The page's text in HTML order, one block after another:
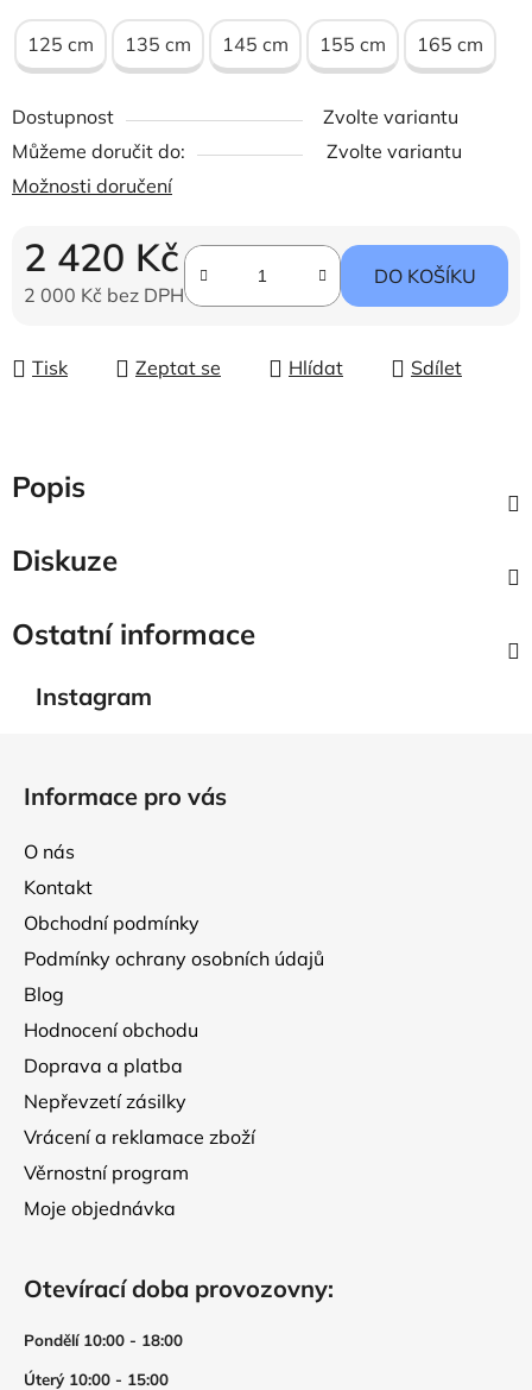
125 cm 135 cm 145 cm 155 cm 165 cm
Dostupnost
Zvolte variantu
Můžeme doručit do:
Zvolte variantu
Možnosti doručení
2 420 Kč
2 000 Kč bez DPH
DO KOŠÍKU
Tisk Zeptat se Hlídat Sdílet
Popis
Diskuze
Ostatní informace
Instagram
Informace pro vás
O nás
Kontakt
Obchodní podmínky
Podmínky ochrany osobních údajů
Blog
Hodnocení obchodu
Doprava a platba
Nepřevzetí zásilky
Vrácení a reklamace zboží
Věrnostní program
Moje objednávka
Otevírací doba provozovny:
Pondělí 10:00 - 18:00
Úterý 10:00 - 15:00